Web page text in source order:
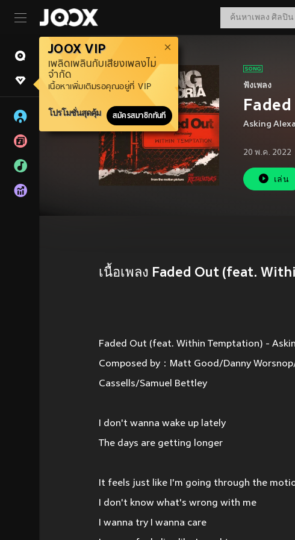
JOOX VIP
เพลิดเพลินกับเสียงเพลงไม่
จำกัด
เนื้อหาเพิ่มเติมรอคุณอยู่ที่ VIP
โปรโมชั่นสุดคุ้ม สมัครสมาชิกทันที
ฟังเพลง
Asking
20 พ.ค. 2022
เล่น
เนื้อเพลง Faded Out (feat.
Faded Out (feat. Within Temptation) -
Composed by：Matt Good/Danny
Cassells/Samuel Bettley
I don't wanna wake up lately
The days are getting longer
It feels just like I'm going through the
I don't know what's wrong with me
I wanna try I wanna care